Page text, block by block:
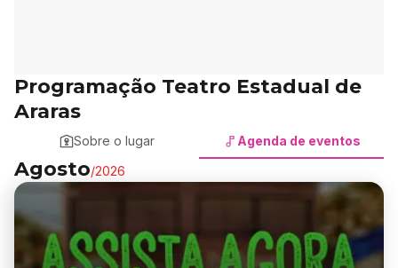
Programação Teatro Estadual de
Araras
Sobre o lugar Agenda de eventos
Agosto/2026